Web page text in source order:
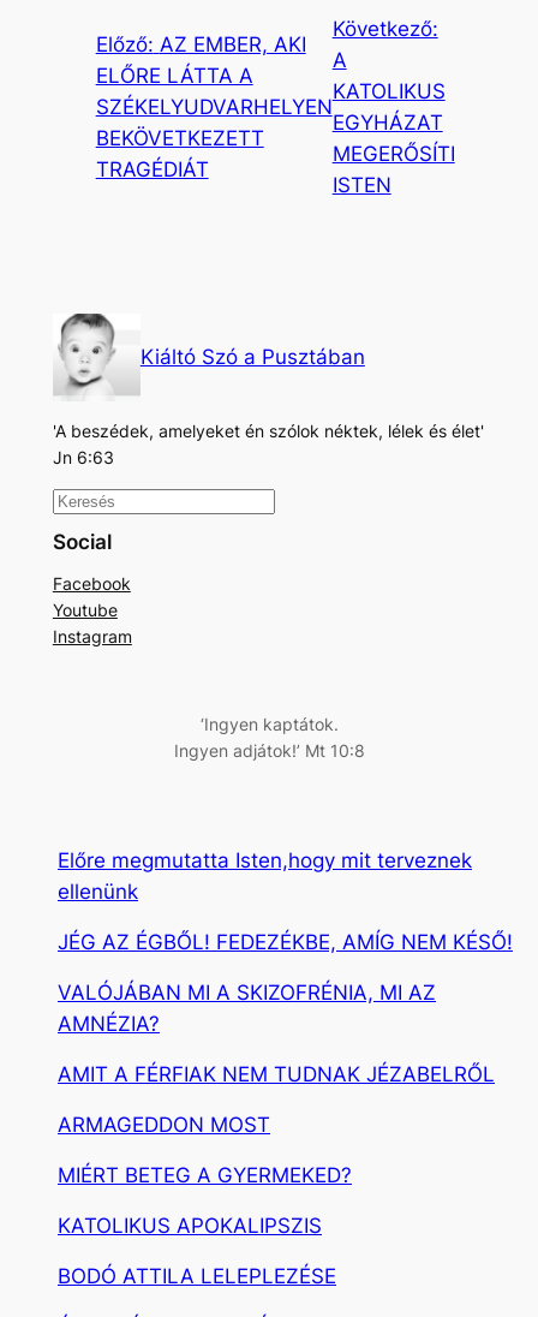
Előző: AZ EMBER, AKI
ELŐRE LÁTTA A
SZÉKELYUDVARHELYEN
BEKÖVETKEZETT
TRAGÉDIÁT
Következő:
A
KATOLIKUS
EGYHÁZAT
MEGERŐSÍTI
ISTEN
Kiáltó Szó a Pusztában
'A beszédek, amelyeket én szólok néktek, lélek és élet'
Jn 6:63
K
e
e
s
Social
Facebook
Youtube
Instagram
‘Ingyen kaptátok.
Ingyen adjátok!’ Mt 10:8
Előre megmutatta Isten,hogy mit terveznek
ellenünk
JÉG AZ ÉGBŐL! FEDEZÉKBE, AMÍG NEM KÉSŐ!
VALÓJÁBAN MI A SKIZOFRÉNIA, MI AZ
AMNÉZIA?
AMIT A FÉRFIAK NEM TUDNAK JÉZABELRŐL
ARMAGEDDON MOST
MIÉRT BETEG A GYERMEKED?
KATOLIKUS APOKALIPSZIS
BODÓ ATTILA LELEPLEZÉSE